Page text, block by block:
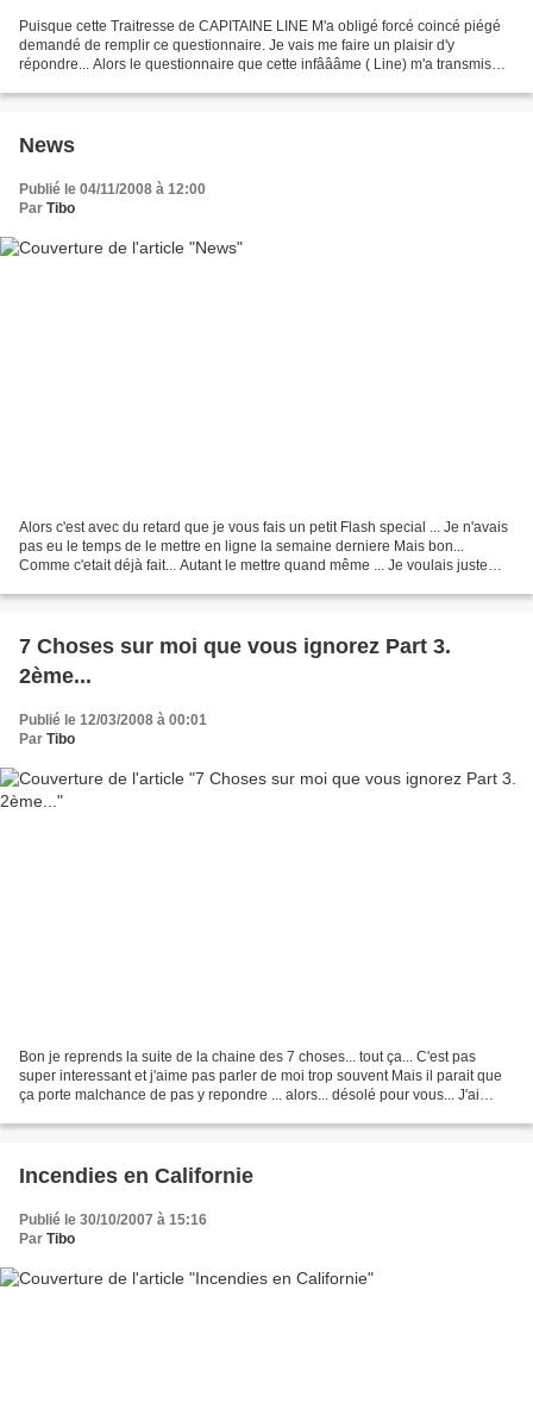
Puisque cette Traitresse de CAPITAINE LINE M'a obligé forcé coincé piégé
demandé de remplir ce questionnaire. Je vais me faire un plaisir d'y
répondre... Alors le questionnaire que cette infâââme ( Line) m'a transmis
News
Publié le 04/11/2008 à 12:00
Par Tibo
Alors c'est avec du retard que je vous fais un petit Flash special ... Je n'avais
pas eu le temps de le mettre en ligne la semaine derniere Mais bon...
Comme c'etait déjà fait... Autant le mettre quand même ... Je voulais juste
7 Choses sur moi que vous ignorez Part 3.
2ème...
Publié le 12/03/2008 à 00:01
Par Tibo
Bon je reprends la suite de la chaine des 7 choses... tout ça... C'est pas
super interessant et j'aime pas parler de moi trop souvent Mais il parait que
ça porte malchance de pas y repondre ... alors... désolé pour vous... J'ai
Incendies en Californie
Publié le 30/10/2007 à 15:16
Par Tibo